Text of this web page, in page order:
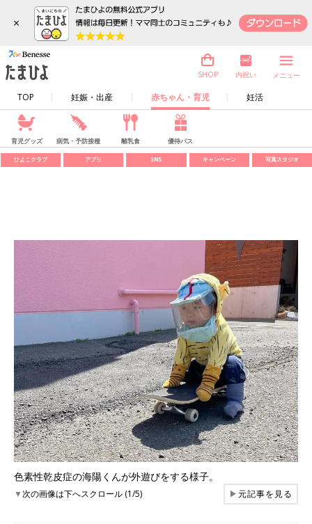
×
TOP 妊娠・出産 赤ちゃん・育児 妊活
SHOP 内祝い メニュー
育児グッズ 病気・予防接種 離乳食 優待パス
ひよこクラブ アプリ SNS キャンペーン 写真スタジオ
色素性乾皮症の海陽くんが外遊びをする様子。
▼次の画像は下へスクロール (1/5) ▶元記事を見る